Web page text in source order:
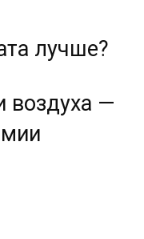
лучше?
воздуха —